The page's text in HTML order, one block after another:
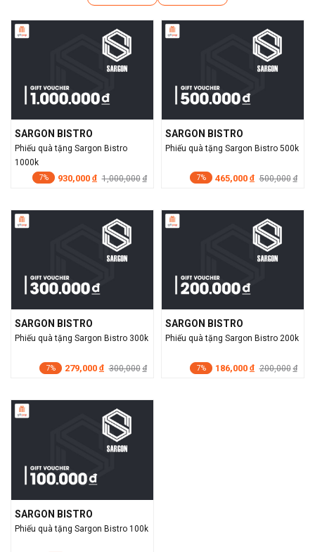
SARGON BISTRO
Phiếu quà tặng Sargon Bistro
1000k
7% 930,000 đ 1,000,000 đ
SARGON BISTRO
Phiếu quà tặng Sargon Bistro 500k
7% 465,000 đ 500,000 đ
SARGON BISTRO
Phiếu quà tặng Sargon Bistro 300k
7% 279,000 đ 300,000 đ
SARGON BISTRO
Phiếu quà tặng Sargon Bistro 200k
7% 186,000 đ 200,000 đ
SARGON BISTRO
Phiếu quà tặng Sargon Bistro 100k